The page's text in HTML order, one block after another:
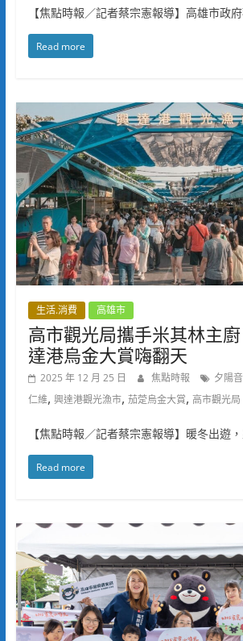
【焦點時報／記者蔡宗憲報導】高雄市政
Read more
生活.消費 高雄市
高市觀光局攜手米其林主
達港烏金大賞嗨翻天
2025 年 12 月 25 日 焦點時報 夕陽
仁維, 興達港觀光漁市, 茄萣烏金大賞, 高市觀光局
【焦點時報／記者蔡宗憲報導】暖冬出遊
Read more